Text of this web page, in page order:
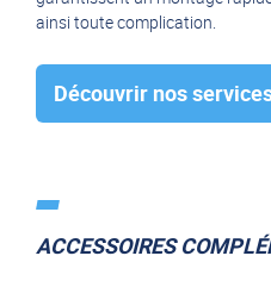
exactement à
d'origine.
l'essieu sans aucune
permet une installation
ainsi toute complication.
Découvrir nos
ACCESSOIRES